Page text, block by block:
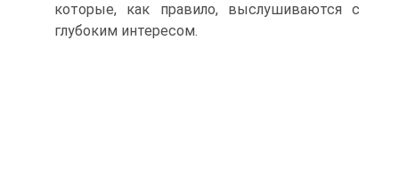
которые, как правило, выслушиваются с
глубоким интересом.